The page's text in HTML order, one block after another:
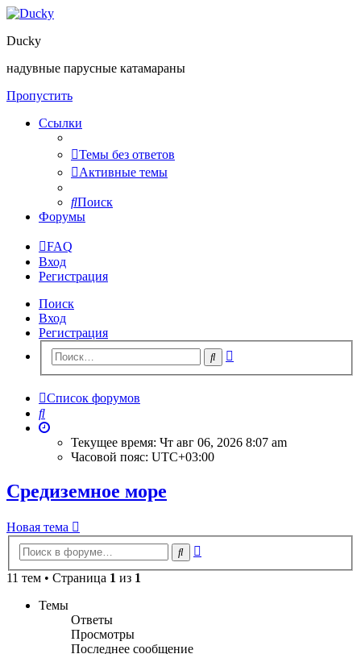
Ducky
надувные парусные катамараны
Пропустить
Ссылки
Темы без ответов
Активные темы
Поиск
Форумы
FAQ
Вход
Регистрация
Поиск
Вход
Регистрация
Поиск
Список форумов
Поиск
Текущее время: Чт авг 06, 2026 8:07 am
Часовой пояс: UTC+03:00
Средиземное море
Новая тема
Поиск
11 тем • Страница 1 из 1
Темы
Ответы
Просмотры
Последнее сообщение